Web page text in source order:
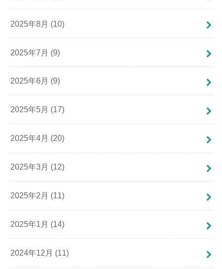
2025年8月 (10)
2025年7月 (9)
2025年6月 (9)
2025年5月 (17)
2025年4月 (20)
2025年3月 (12)
2025年2月 (11)
2025年1月 (14)
2024年12月 (11)